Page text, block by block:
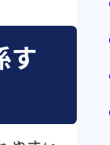
す